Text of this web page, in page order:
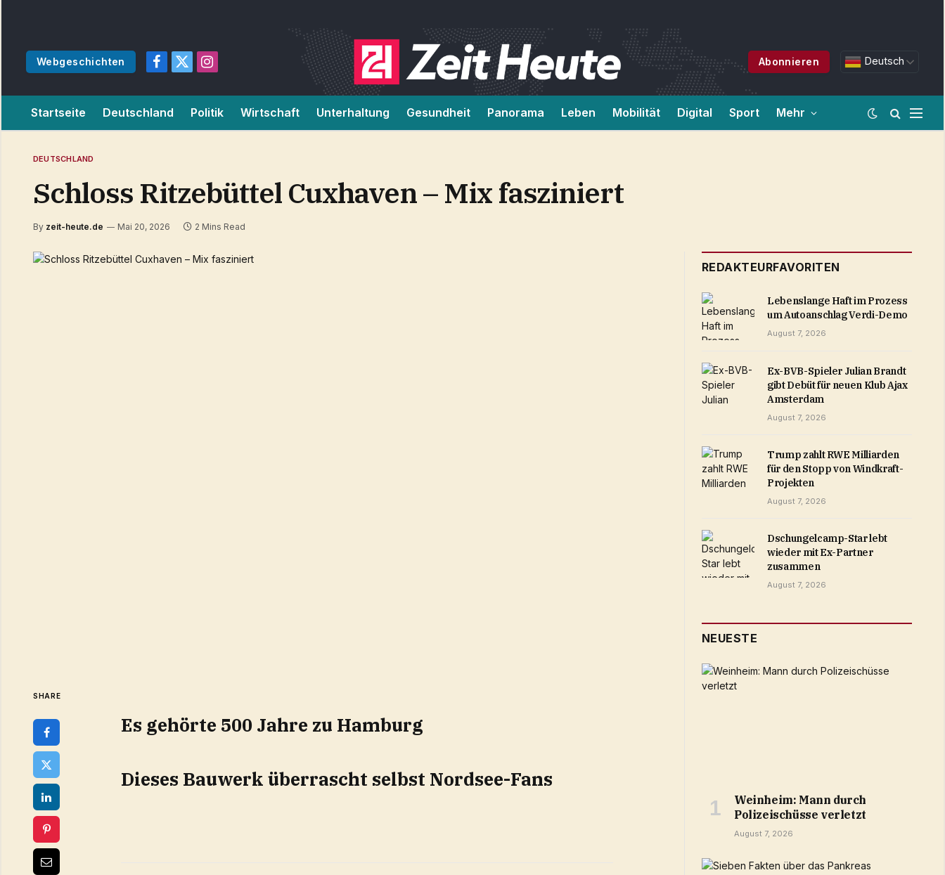
Webgeschichten
Facebook
X
Instagram
Abonnieren Deutsch
Startseite Deutschland Politik Wirtschaft Unterhaltung Gesundheit Panorama Leben Mobilität Digital Sport Mehr
DEUTSCHLAND
Schloss Ritzebüttel Cuxhaven – Mix fasziniert
By zeit-heute.de Mai 20, 2026 2 Mins Read
SHARE
Es gehörte 500 Jahre zu Hamburg
Dieses Bauwerk überrascht selbst Nordsee-Fans
REDAKTEURFAVORITEN
Lebenslange Haft im Prozess
um Autoanschlag Verdi-Demo
August 7, 2026
Ex-BVB-Spieler Julian Brandt
gibt Debüt für neuen Klub Ajax
Amsterdam
August 7, 2026
Trump zahlt RWE Milliarden
für den Stopp von Windkraft-
Projekten
August 7, 2026
Dschungelcamp-Star lebt
wieder mit Ex-Partner
zusammen
August 7, 2026
NEUESTE
Weinheim: Mann durch
Polizeischüsse verletzt
August 7, 2026